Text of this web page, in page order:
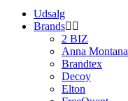
Udsalg
Brands
2 BIZ
Anna Montana
Brandtex
Decoy
Elton